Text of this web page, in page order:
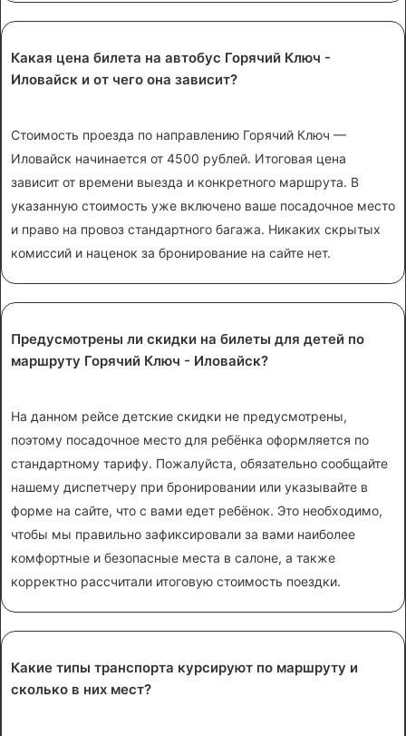
Какая цена билета на автобус Горячий Ключ -
Иловайск и от чего она зависит?
Стоимость проезда по направлению Горячий Ключ —
Иловайск начинается от 4500 рублей. Итоговая цена
зависит от времени выезда и конкретного маршрута. В
указанную стоимость уже включено ваше посадочное место
и право на провоз стандартного багажа. Никаких скрытых
комиссий и наценок за бронирование на сайте нет.
Предусмотрены ли скидки на билеты для детей по
маршруту Горячий Ключ - Иловайск?
На данном рейсе детские скидки не предусмотрены,
поэтому посадочное место для ребёнка оформляется по
стандартному тарифу. Пожалуйста, обязательно сообщайте
нашему диспетчеру при бронировании или указывайте в
форме на сайте, что с вами едет ребёнок. Это необходимо,
чтобы мы правильно зафиксировали за вами наиболее
комфортные и безопасные места в салоне, а также
корректно рассчитали итоговую стоимость поездки.
Какие типы транспорта курсируют по маршруту и
сколько в них мест?